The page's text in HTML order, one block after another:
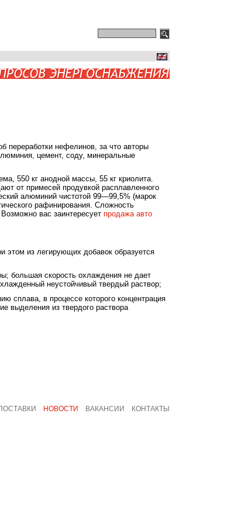
переработки нефелинов, за что авторы
цемент, соду, минеральные
550 кг анодной массы, 55 кг криолита.
от примесей продувкой расплавленного
алюминий чистотой 99—99,5% (марок
рафинирования. Сложность
вас заинтересует продажа авто
этом из легирующих добавок образуется
большая скорость охлаждения не дает
неустойчивый твердый раствор;
сплава, в процессе которого концентрация
выделения из твердого раствора
НОВОСТИ ВАКАНСИИ КОНТАКТЫ